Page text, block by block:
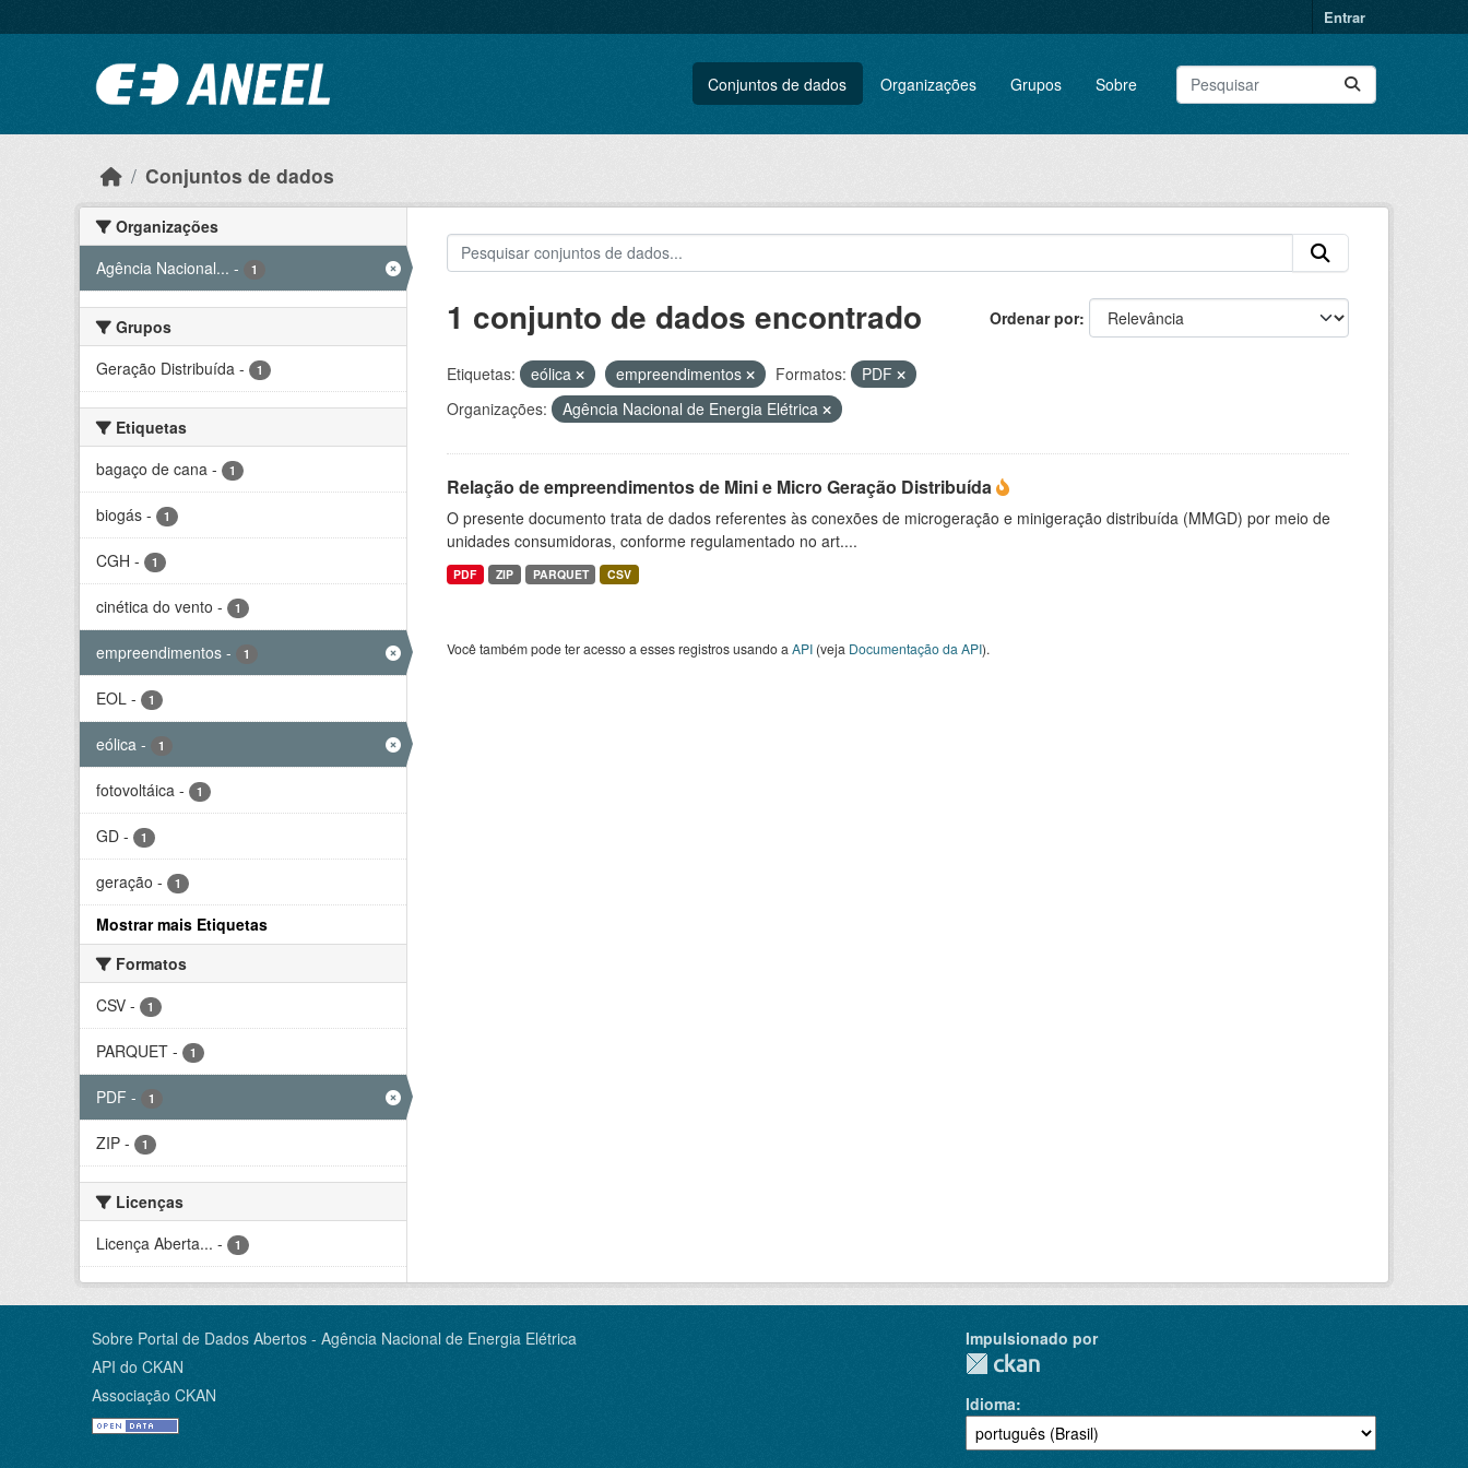
Entrar
Conjuntos de dados Organizações Grupos Sobre
Conjuntos de dados
Organizações
Agência Nacional... - 1
Grupos
Geração Distribuída - 1
Etiquetas
bagaço de cana - 1
biogás - 1
CGH - 1
cinética do vento - 1
empreendimentos - 1
EOL - 1
eólica - 1
fotovoltáica - 1
GD - 1
geração - 1
Mostrar mais Etiquetas
Formatos
CSV - 1
PARQUET - 1
PDF - 1
ZIP - 1
Licenças
Licença Aberta... - 1
Ordenar por
1 conjunto de dados encontrado
Etiquetas: eólica empreendimentos Formatos:
PDF
Organizações:
Agência Nacional de Energia Elétrica
Relação de empreendimentos de Mini e Micro Geração Distribuída
O presente documento trata de dados referentes às conexões de microgeração e minigeração distribuída (MMGD) por meio de
unidades consumidoras, conforme regulamentado no art....
PDF ZIP PARQUET CSV
Você também pode ter acesso a esses registros usando a API(veja Documentação da API).
Sobre Portal de Dados Abertos - Agência Nacional de Energia Elétrica
API do CKAN
Associação CKAN
Impulsionado por
Idioma